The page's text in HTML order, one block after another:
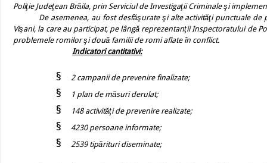
Poliţie Judeţean Brăila, prin Serviciul de Investigaţii Criminale şi
De asemenea, au fost desfăşurate şi alte activităţi punctuale de
Vişani, la care au participat, pe lângă reprezentanţii Inspectoratului de
problemele romilor şi două familii de romi aflate în conflict.
Indicatori cantitativi:
§ 2 campanii de prevenire finalizate;
§ 1 plan de măsuri derulat;
§ 148 activităţi de prevenire realizate;
§ 4230 persoane informate;
§ 2539 tipărituri diseminate;